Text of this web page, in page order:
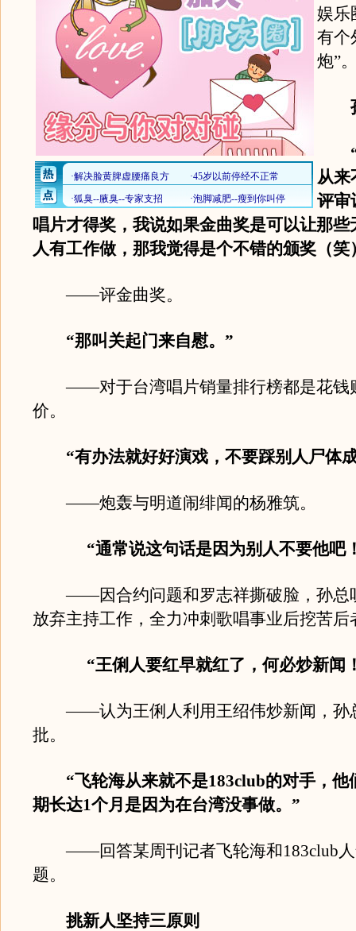
娱乐
有个
炮”
“
从来
评审
唱片才得奖，我说如果金曲奖是可以让那些
人有工作做，那我觉得是个不错的颁奖（笑
——评金曲奖。
“那叫关起门来自慰。”
——对于台湾唱片销量排行榜都是花钱
价。
“有办法就好好演戏，不要踩别人尸体
——炮轰与明道闹绯闻的杨雅筑。
“通常说这句话是因为别人不要他吧
——因合约问题和罗志祥撕破脸，孙总
放弃主持工作，全力冲刺歌唱事业后挖苦后
“王俐人要红早就红了，何必炒新闻
——认为王俐人利用王绍伟炒新闻，孙
批。
“飞轮海从来就不是183club的对手，他
期长达1个月是因为在台湾没事做。”
——回答某周刊记者飞轮海和183club人
题。
挑新人坚持三原则